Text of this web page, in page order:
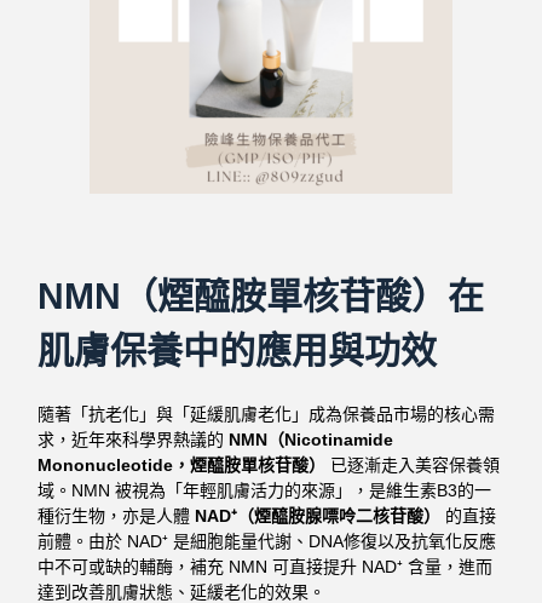
NMN（煙醯胺單核苷酸）在
肌膚保養中的應用與功效
隨著「抗老化」與「延緩肌膚老化」成為保養品市場的核心需
求，近年來科學界熱議的 NMN（Nicotinamide
Mononucleotide，煙醯胺單核苷酸）
已逐漸走入美容保養領
域。NMN 被視為「年輕肌膚活力的來源」，是維生素B3的一
種衍生物，亦是人體 NAD⁺（煙醯胺腺嘌呤二核苷酸）
的直接
前體。由於 NAD⁺ 是細胞能量代謝、DNA修復以及抗氧化反應
中不可或缺的輔酶，補充 NMN 可直接提升 NAD⁺ 含量，進而
達到改善肌膚狀態、延緩老化的效果。